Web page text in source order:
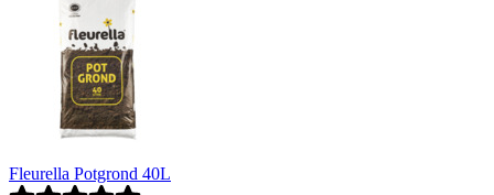
Fleurella Potgrond 40L